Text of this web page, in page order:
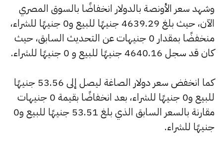
وشهد سعر الأونصة بالدولار انخفاضًا بالسوق المصري
الآن، حيث بلغ 4639.29 جنيهًا للبيع و0 جنيهًا للشراء،
منخفضًا بمقدار 0 جنيهات عن التحديث السابق، حيث
كان قد سجل 4640.16 جنيهًا للبيع و 0 جنيهًا للشراء.
كما انخفض سعر دولار الصاغة ليصل إلى 53.56 جنيهًا
للبيع و0 جنيهًا للشراء، بعد انخفاضًا بقيمة 0 جنيهات
مقارنة بالسعر السابق الذي بلغ 53.51 جنيهًا للبيع و0
جنيهًا للشراء.